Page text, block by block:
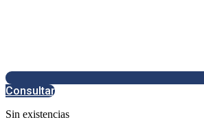
Consultar
Sin existencias